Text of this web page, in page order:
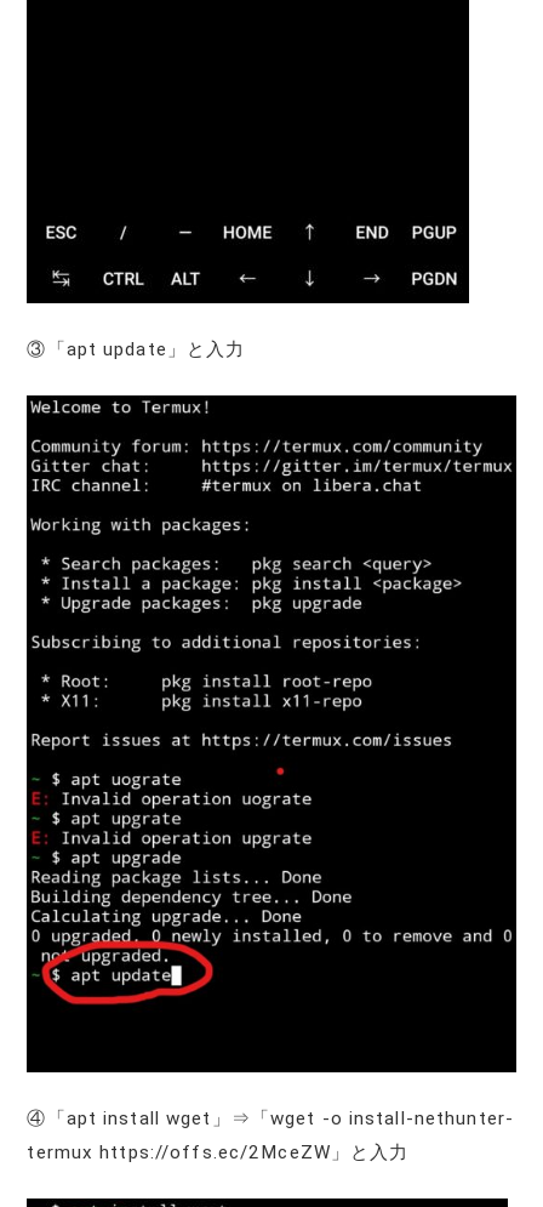
③「apt update」と入力
④「apt install wget」⇒「wget -o install-nethunter-
termux https://offs.ec/2MceZW」と入力